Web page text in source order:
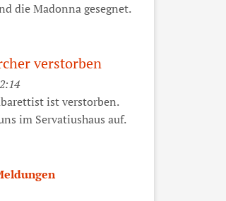
die Madonna gesegnet.
verstorben
ist verstorben.
im Servatiushaus auf.